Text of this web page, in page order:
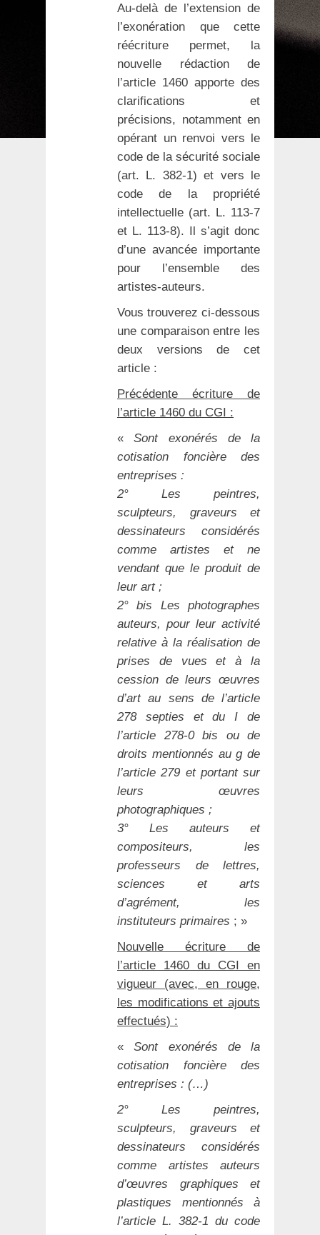
Au-delà de l’extension de
l’exonération que cette
réécriture permet, la
nouvelle rédaction de
l’article 1460 apporte des
clarifications et
précisions, notamment en
opérant un renvoi vers le
code de la sécurité sociale
(art. L. 382-1) et vers le
code de la propriété
intellectuelle (art. L. 113-7
et L. 113-8). Il s’agit donc
d’une avancée importante
pour l’ensemble des
artistes-auteurs.
Vous trouverez ci-dessous
une comparaison entre les
deux versions de cet
article :
Précédente écriture de
l’article 1460 du CGI :
«Sont exonérés de la
cotisation foncière des
entreprises :
2° Les peintres,
sculpteurs, graveurs et
dessinateurs considérés
comme artistes et ne
vendant que le produit de
leur art ;
2° bis Les photographes
auteurs, pour leur activité
relative à la réalisation de
prises de vues et à la
cession de leurs œuvres
d’art au sens de l’article
278 septies et du I de
l’article 278-0 bis ou de
droits mentionnés au g de
l’article 279 et portant sur
leurs œuvres
photographiques ;
3° Les auteurs et
compositeurs, les
professeurs de lettres,
sciences et arts
d’agrément, les
instituteurs primaires ; »
Nouvelle écriture de
l’article 1460 du CGI en
vigueur (avec, en rouge,
les modifications et ajouts
effectués) :
«Sont exonérés de la
cotisation foncière des
entreprises : (…)
2° Les peintres,
sculpteurs, graveurs et
dessinateurs considérés
comme artistes auteurs
d’œuvres graphiques et
plastiques mentionnés à
l’article L. 382-1 du code